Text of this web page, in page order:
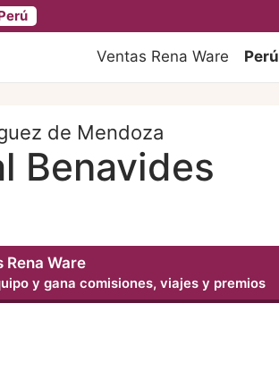
Ventas Rena Ware Perú
de Mendoza
Benavides
Rena Ware
y gana comisiones, viajes y premios